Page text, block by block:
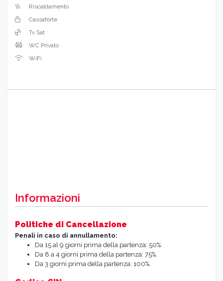
Riscaldamento
Cassaforte
Tv Sat
WC Privato
WiFi
Informazioni
Politiche di Cancellazione
Penali in caso di annullamento:
Da 15 al 9 giorni prima della partenza: 50%.
Da 8 a 4 giorni prima della partenza: 75%.
Da 3 giorni prima della partenza: 100%.